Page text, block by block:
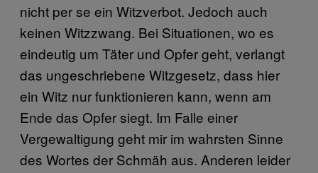
nicht per se ein Witzverbot. Jedoch auch
keinen Witzzwang. Bei Situationen, wo es
eindeutig um Täter und Opfer geht, verlangt
das ungeschriebene Witzgesetz, dass hier
ein Witz nur funktionieren kann, wenn am
Ende das Opfer siegt. Im Falle einer
Vergewaltigung geht mir im wahrsten Sinne
des Wortes der Schmäh aus. Anderen leider